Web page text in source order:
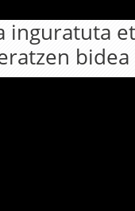
inguratuta